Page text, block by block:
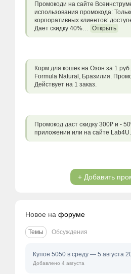
Промокоди на сайте
использования промокода:
корпоративных клиентов:
Дает скидку 40%… Открыть
Корм для кошек на Озон за 1
Formula Natural, Бразилия.
Действует на 1 заказ.
Промокод даст скидку 300₽ и -
приложении или на сайте Lab4U.
+ Добавить
Новое на форуме
Темы Обсуждения
Купон 5050 в среду — 5 августа
Добавлено 4 августа